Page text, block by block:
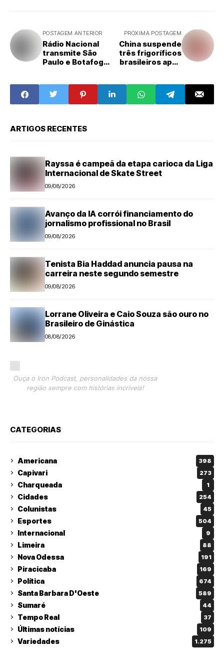
POSTAGEM ANTERIOR
Rádio Nacional
transmite São
Paulo e Botafogo
PRÓXIMA POSTAGEM
China suspende
três frigoríficos
brasileiros após
ARTIGOS RECENTES
Rayssa é campeã da etapa carioca da Liga
Internacional de Skate Street
09/08/2026
Avanço da IA corrói financiamento do
jornalismo profissional no Brasil
09/08/2026
Tenista Bia Haddad anuncia pausa na
carreira neste segundo semestre
09/08/2026
Lorrane Oliveira e Caio Souza são ouro no
Brasileiro de Ginástica
08/08/2026
Ouça o Iron Podcast, personalidades da nossa
região sempre com histórias incríveis!
CATEGORIAS
Americana 398
Capivari 273
Charqueada 1
Cidades 254
Colunistas 45
Esportes 504
Internacional 9
Limeira 88
Nova Odessa 191
Piracicaba 169
Política 674
Santa Barbara D'Oeste 589
Sumaré 44
Tempo Real 37
Últimas notícias 109
Variedades 1.275